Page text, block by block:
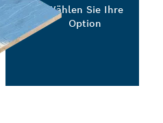
Wählen Sie Ihre
Option